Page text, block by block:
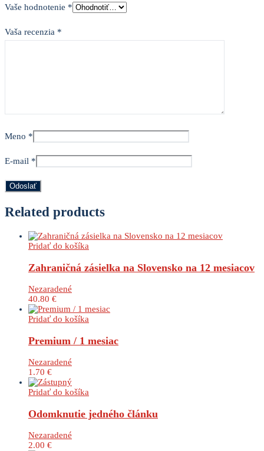
Vaše hodnotenie *
Vaša recenzia *
Meno *
E-mail *
Related products
Pridať do košíka
Zahraničná zásielka na Slovensko na 12 mesiacov
Nezaradené
40.80 €
Pridať do košíka
Premium / 1 mesiac
Nezaradené
1.70 €
Pridať do košíka
Odomknutie jedného článku
Nezaradené
2.00 €